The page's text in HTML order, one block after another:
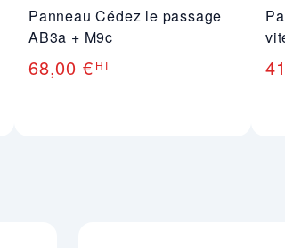
Panneau Cédez le passage
AB3a + M9c
68,00 € HT